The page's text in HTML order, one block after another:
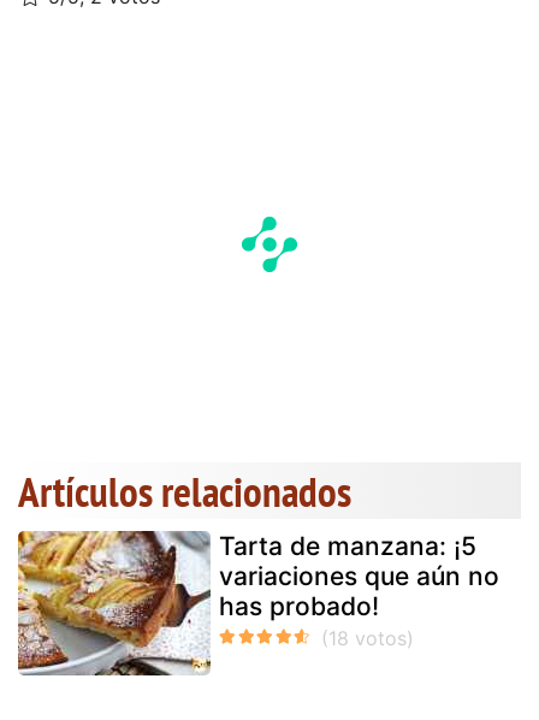
Artículos relacionados
Tarta de manzana: ¡5
variaciones que aún no
has probado!